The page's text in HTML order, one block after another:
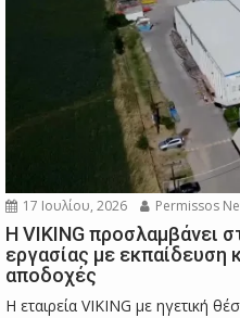
17 Ιουλίου, 2026 Permissos
Η VIKING προσλαμβάνει
εργασίας με εκπαίδευση
αποδοχές
Η εταιρεία VIKING με ηγετική